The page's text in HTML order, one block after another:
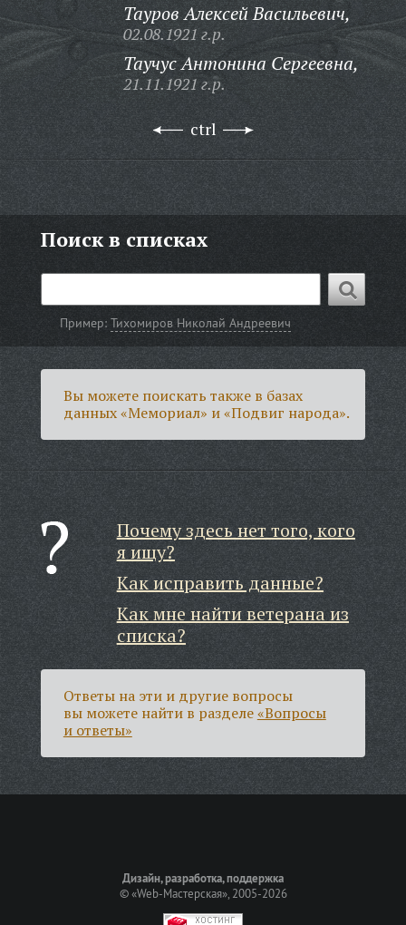
Тауров Алексей Васильевич,
02.08.1921 г.р.
Таучус Антонина Сергеевна,
21.11.1921 г.р.
ctrl
Поиск в списках
Пример:Тихомиров Николай Андреевич
Вы можете поискать также в базах
данных «Мемориал» и «Подвиг народа».
Почему здесь нет того, кого
я ищу?
Как исправить данные?
Как мне найти ветерана из
списка?
Ответы на эти и другие вопросы
вы можете найти в разделе«Вопросы
и ответы»
Дизайн, разработка, поддержка
©«Web-Мастерская», 2005-2026